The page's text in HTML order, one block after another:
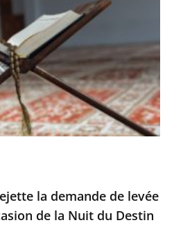
la demande de levée
de la Nuit du Destin